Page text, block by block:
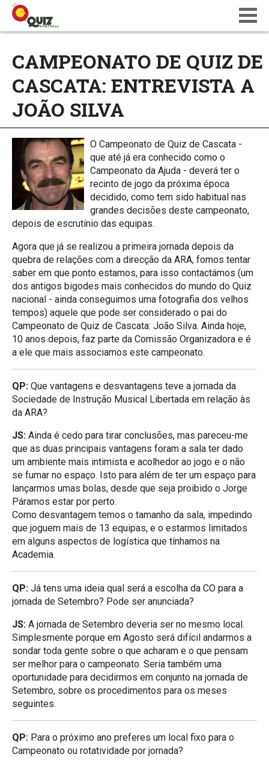
WIKI
CALENDÁRIO
CAMPEONATO DE QUIZ DE
CASCATA: ENTREVISTA A
JOÃO SILVA
O Campeonato de Quiz de Cascata -
que até já era conhecido como o
Campeonato da Ajuda - deverá ter o
recinto de jogo da próxima época
decidido, como tem sido habitual nas
grandes decisões deste campeonato,
depois de escrutínio das equipas.
Agora que já se realizou a primeira jornada depois da
quebra de relações com a direcção da ARA, fomos tentar
saber em que ponto estamos, para isso contactámos (um
dos antigos bigodes mais conhecidos do mundo do Quiz
nacional - ainda conseguimos uma fotografia dos velhos
tempos) aquele que pode ser considerado o pai do
Campeonato de Quiz de Cascata: João Silva. Ainda hoje,
10 anos depois, faz parte da Comissão Organizadora e é
a ele que mais associamos este campeonato.
QP: Que vantagens e desvantagens teve a jornada da
Sociedade de Instrução Musical Libertada em relação às
da ARA?
JS: Ainda é cedo para tirar conclusões, mas pareceu-me
que as duas principais vantagens foram a sala ter dado
um ambiente mais intimista e acolhedor ao jogo e o não
se fumar no espaço. Isto para além de ter um espaço para
lançarmos umas bolas, desde que seja proibido o Jorge
Páramos estar por perto.
Como desvantagem temos o tamanho da sala, impedindo
que joguem mais de 13 equipas, e o estarmos limitados
em alguns aspectos de logística que tínhamos na
Academia.
QP: Já tens uma ideia qual será a escolha da CO para a
jornada de Setembro? Pode ser anunciada?
JS: A jornada de Setembro deveria ser no mesmo local.
Simplesmente porque em Agosto será difícil andarmos a
sondar toda gente sobre o que acharam e o que pensam
ser melhor para o campeonato. Seria também uma
oportunidade para decidirmos em conjunto na jornada de
Setembro, sobre os procedimentos para os meses
seguintes.
QP: Para o próximo ano preferes um local fixo para o
Campeonato ou rotatividade por jornada?